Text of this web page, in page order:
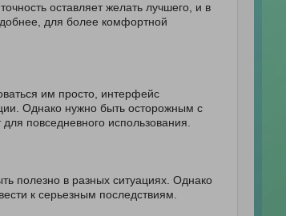
оставляет желать лучшего, и в
для более комфортной
им просто, интерфейс
Однако нужно быть осторожным с
повседневного использования.
полезно в разных ситуациях. Однако
к серьезным последствиям.